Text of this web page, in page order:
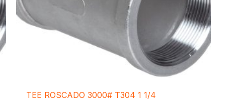
TEE ROSCADO 3000# T304 1 1/4